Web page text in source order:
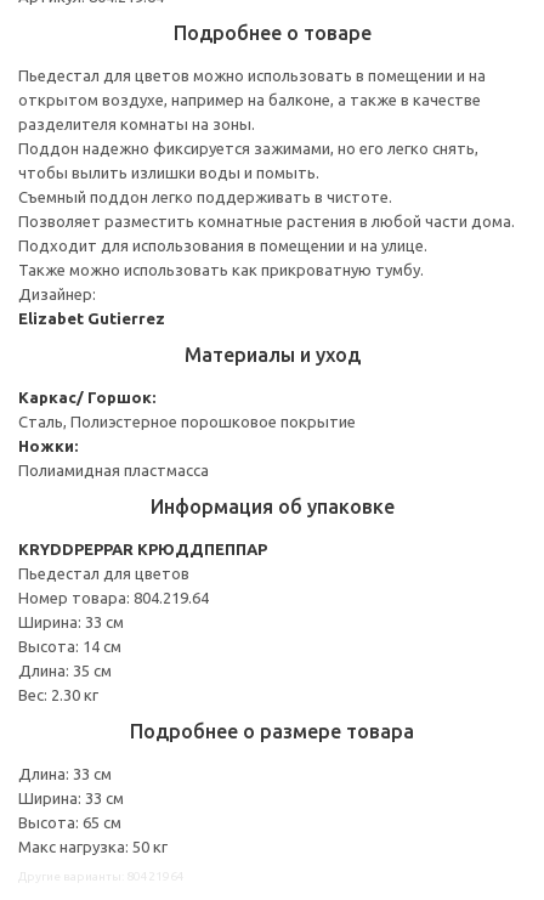
Подробнее о товаре
Пьедестал для цветов можно использовать в помещении и на
открытом воздухе, например на балконе, а также в качестве
разделителя комнаты на зоны.
Поддон надежно фиксируется зажимами, но его легко снять,
чтобы вылить излишки воды и помыть.
Съемный поддон легко поддерживать в чистоте.
Позволяет разместить комнатные растения в любой части дома.
Подходит для использования в помещении и на улице.
Также можно использовать как прикроватную тумбу.
Дизайнер:
Elizabet Gutierrez
Материалы и уход
Каркас/ Горшок:
Сталь, Полиэстерное порошковое покрытие
Ножки:
Полиамидная пластмасса
Информация об упаковке
KRYDDPEPPAR КРЮДДПЕППАР
Пьедестал для цветов
Номер товара: 804.219.64
Ширина: 33 см
Высота: 14 см
Длина: 35 см
Вес: 2.30 кг
Подробнее о размере товара
Длина: 33 см
Ширина: 33 см
Высота: 65 см
Макс нагрузка: 50 кг